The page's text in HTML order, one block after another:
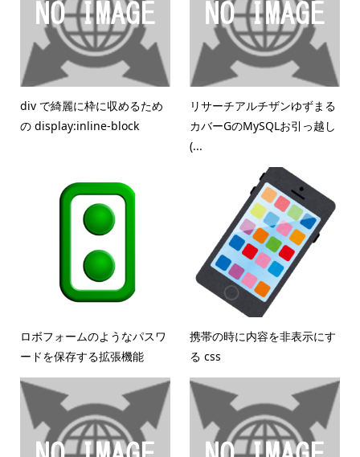
div で綺麗に枠に収めるため
の display:inline-block
リサーチアルチザンゆずまる
カバーGのMySQLお引っ越し
(...
ロボフォームのようなパスワ
ードを保存する拡張機能
携帯の時に内容を非表示にす
る css